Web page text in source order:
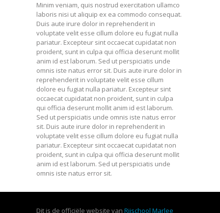
Minim veniam, quis nostrud exercitation ullamco
laboris nisi ut aliquip ex ea commodo consequat.
Duis aute irure dolor in reprehenderit in
voluptate velit esse cillum dolore eu fugiat nulla
pariatur. Excepteur sint occaecat cupidatat non
proident, sunt in culpa qui officia deserunt mollit
anim id est laborum. Sed ut perspiciatis unde
omnis iste natus error sit. Duis aute irure dolor in
reprehenderit in voluptate velit esse cillum
dolore eu fugiat nulla pariatur. Excepteur sint
occaecat cupidatat non proident, sunt in culpa
qui officia deserunt mollit anim id est laborum.
Sed ut perspiciatis unde omnis iste natus error
sit. Duis aute irure dolor in reprehenderit in
voluptate velit esse cillum dolore eu fugiat nulla
pariatur. Excepteur sint occaecat cupidatat non
proident, sunt in culpa qui officia deserunt mollit
anim id est laborum. Sed ut perspiciatis unde
omnis iste natus error sit.
Dit is de officiële website van Rijschool Marlee